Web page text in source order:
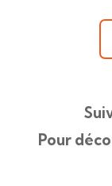
Pour